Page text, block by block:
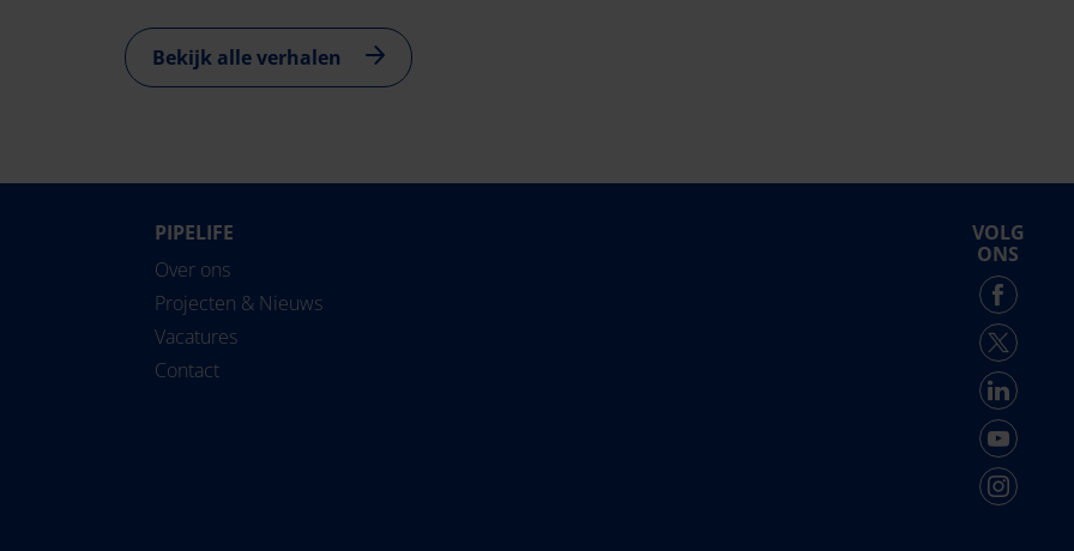
Bekijk alle verhalen
PIPELIFE
Over ons
Projecten & Nieuws
Vacatures
Contact
VOLG
ONS